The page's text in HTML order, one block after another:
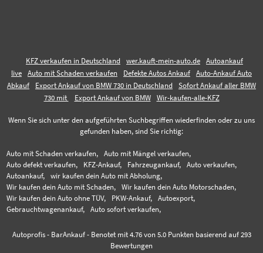
KFZ verkaufen in Deutschland wer.kauft-mein-auto.de
Autoankauf
live
Auto mit Schaden verkaufen Defekte Autos Ankauf
Auto-Ankauf Auto
Abkauf
Export Ankauf von BMW 730 in Deutschland
Sofort Ankauf aller BMW
730 mit
Export Ankauf von BMW Wir-kaufen-alle-KFZ
Wenn Sie sich unter den aufgeführten Suchbegriffen wiederfinden oder zu uns
gefunden haben, sind Sie richtig:
Auto mit Schaden verkaufen,
Auto mit Mängel verkaufen,
Auto defekt verkaufen,
KFZ-Ankauf, Fahrzeugankauf,
Auto verkaufen,
Autoankauf,
wir kaufen dein Auto mit Abholung,
Wir kaufen dein Auto mit Schaden,
Wir kaufen dein Auto Motorschaden,
Wir kaufen dein Auto ohne TÜV,
PKW-Ankauf,
Autoexport,
Gebrauchtwagenankauf,
Auto sofort verkaufen,
Autoprofis - BarAnkauf- Benotet mit 4.76von 5.0 Punkten basierend auf 293
Bewertungen